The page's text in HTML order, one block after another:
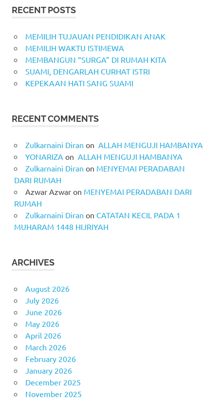
RECENT POSTS
MEMILIH TUJAUAN PENDIDIKAN ANAK
MEMILIH WAKTU ISTIMEWA
MEMBANGUN “SURGA” DI RUMAH KITA
SUAMI, DENGARLAH CURHAT ISTRI
KEPEKAAN HATI SANG SUAMI
RECENT COMMENTS
Zulkarnaini Diran on ALLAH MENGUJI HAMBANYA
YONARIZA on ALLAH MENGUJI HAMBANYA
Zulkarnaini Diran on MENYEMAI PERADABAN
DARI RUMAH
Azwar Azwaron MENYEMAI PERADABAN DARI
RUMAH
Zulkarnaini Diran on CATATAN KECIL PADA 1
MUHARAM 1448 HIJRIYAH
ARCHIVES
August 2026
July 2026
June 2026
May 2026
April 2026
March 2026
February 2026
January 2026
December 2025
November 2025